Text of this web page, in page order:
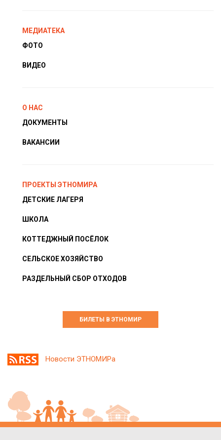
МЕДИАТЕКА
ФОТО
ВИДЕО
О НАС
ДОКУМЕНТЫ
ВАКАНСИИ
ПРОЕКТЫ ЭТНОМИРА
ДЕТСКИЕ ЛАГЕРЯ
ШКОЛА
КОТТЕДЖНЫЙ ПОСЁЛОК
СЕЛЬСКОЕ ХОЗЯЙСТВО
РАЗДЕЛЬНЫЙ СБОР ОТХОДОВ
БИЛЕТЫ В ЭТНОМИР
Новости ЭТНОМИРа